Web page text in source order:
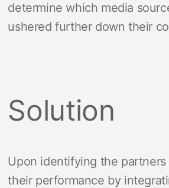
determine which media
ushered further down their
Solution
Upon identifying the
their performance by